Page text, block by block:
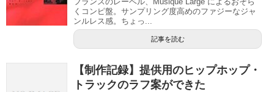
くコンピ盤。サンプリング度高めのファジーなジャ
ンルレス感。ちょっ...
記事を読む
【制作記録】提供用のヒップホップ・
トラックのラフ案ができた